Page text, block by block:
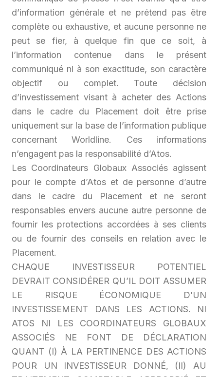
d’information générale et ne prétend pas être
complète ou exhaustive, et aucune personne ne
peut se fier, à quelque fin que ce soit, à
l’information contenue dans le présent
communiqué ni à son exactitude, son caractère
objectif ou complet. Toute décision
d’investissement visant à acheter des Actions
dans le cadre du Placement doit être prise
uniquement sur la base de l’information publique
concernant Worldline. Ces informations
n’engagent pas la responsabilité d’Atos.
Les Coordinateurs Globaux Associés agissent
pour le compte d’Atos et de personne d’autre
dans le cadre du Placement et ne seront
responsables envers aucune autre personne de
fournir les protections accordées à ses clients
ou de fournir des conseils en relation avec le
Placement.
CHAQUE INVESTISSEUR POTENTIEL
DEVRAIT CONSIDÉRER QU’IL DOIT ASSUMER
LE RISQUE ÉCONOMIQUE D’UN
INVESTISSEMENT DANS LES ACTIONS. NI
ATOS NI LES COORDINATEURS GLOBAUX
ASSOCIÉS NE FONT DE DÉCLARATION
QUANT (I) À LA PERTINENCE DES ACTIONS
POUR UN INVESTISSEUR DONNÉ, (II) AU